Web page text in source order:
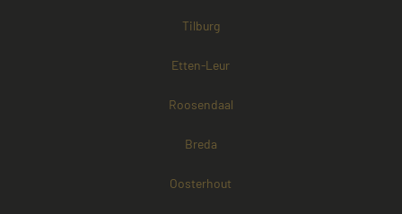
Tilburg
Etten-Leur
Roosendaal
Breda
Oosterhout